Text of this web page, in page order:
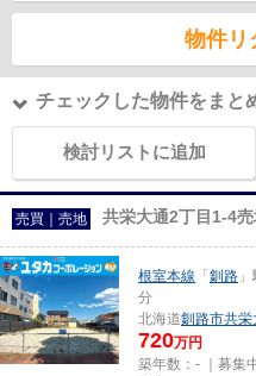
物件リ
チェックした物件をまと
検討リストに追加
売買｜売地 共栄大通2丁目1-4
根室本線 「 釧路
分
北海道釧路市共栄
720万円
築年数：- ｜募集